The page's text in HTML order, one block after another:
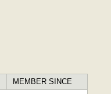
MEMBER SINCE